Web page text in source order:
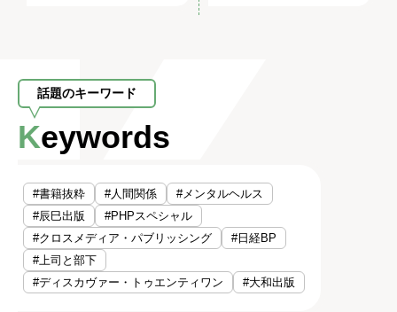
話題のキーワード
Keywords
#書籍抜粋 #人間関係
#メンタルヘルス
#辰巳出版
#PHPスペシャル
#クロスメディア・パブリッシング
#日経BP
#上司と部下
#ディスカヴァー・トゥエンティワン
#大和出版